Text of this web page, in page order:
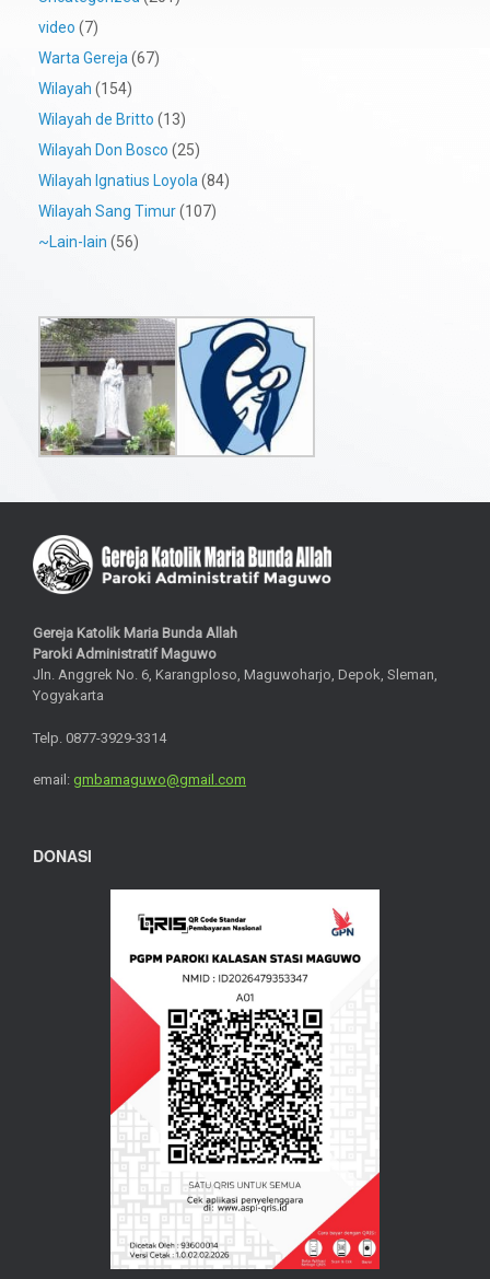
video (7)
Warta Gereja (67)
Wilayah (154)
Wilayah de Britto (13)
Wilayah Don Bosco (25)
Wilayah Ignatius Loyola (84)
Wilayah Sang Timur(107)
~Lain-lain (56)
Gereja Katolik Maria Bunda Allah
Paroki Administratif Maguwo
Jln. Anggrek No. 6, Karangploso, Maguwoharjo, Depok, Sleman,
Yogyakarta
Telp. 0877-3929-3314
email: gmbamaguwo@gmail.com
DONASI